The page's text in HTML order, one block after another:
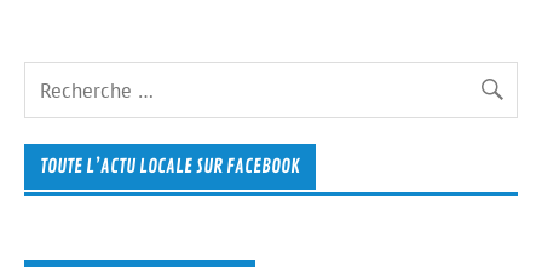
TOUTE L’ACTU LOCALE SUR FACEBOOK